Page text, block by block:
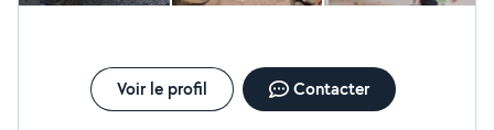
Voir le profil Contacter